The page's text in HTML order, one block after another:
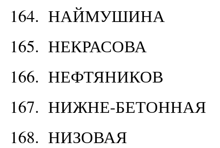
164. НАЙМУШИНА
165. НЕКРАСОВА
166. НЕФТЯНИКОВ
167. НИЖНЕ-БЕТОННАЯ
168. НИЗОВАЯ